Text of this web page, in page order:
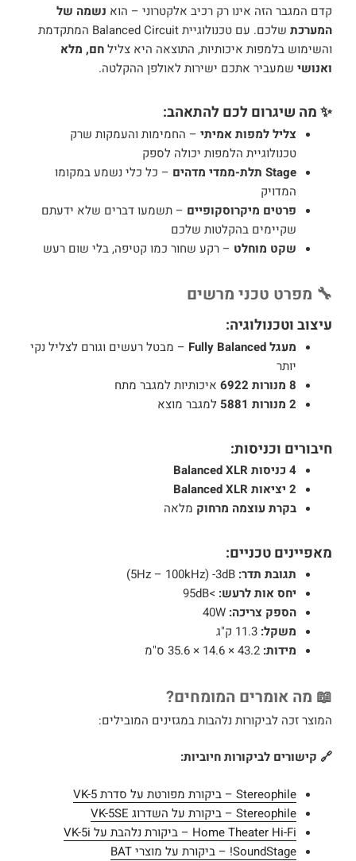
קדם המגבר הזה אינו רק רכיב אלקטרוני – הוא נשמה של
המערכת
שלכם. עם טכנולוגיית Balanced Circuit המתקדמת
והשימוש בלמפות איכותיות, התוצאה היא צלילחם, מלא
ואנושי שמעביר אתכם ישירות לאולפן ההקלטה.
✨ מה שיגרום לכם להתאהב:
צליל למפות אמיתי – החמימות והעמקות שרק
טכנולוגיית הלמפות יכולה לספק
Stage תלת-ממדי מדהים
– כל כלי נשמע במקומו
המדויק
פרטים מיקרוסקופיים – תשמעו דברים שלא ידעתם
שקיימים בהקלטות שלכם
שקט מוחלט – רקע שחור כמו קטיפה, בלי שום רעש
🔧 מפרט טכני מרשים
עיצוב וטכנולוגיה:
מעגל Fully Balanced
– מבטל רעשים וגורם לצליל נקי
יותר
8 מנורות 6922
איכותיות למגבר מתח
2 מנורות 5881
למגבר מוצא
חיבורים וכניסות:
4 כניסות Balanced XLR
2 יציאות Balanced XLR
בקרת עוצמה מרחוק מלאה
מאפיינים טכניים:
תגובת תדר:
יחס אות לרעש: >95dB
הספק צריכה:
משקל:
מידות:
📖 מה אומרים המומחים?
המוצר זכה לביקורות נלהבות במגזינים המובילים:
🔗 קישורים לביקורות חיוביות:
Stereophile – ביקורת מפורטת על סדרת VK-5
Stereophile – ביקורת על השדרוג VK-5SE
Home Theater Hi-Fi – ביקורת נלהבת על VK-5i
SoundStage! – ביקורת על מוצרי BAT